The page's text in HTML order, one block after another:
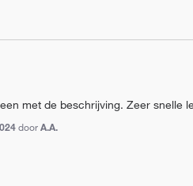
met de beschrijving. Zeer snelle
doorA.A.